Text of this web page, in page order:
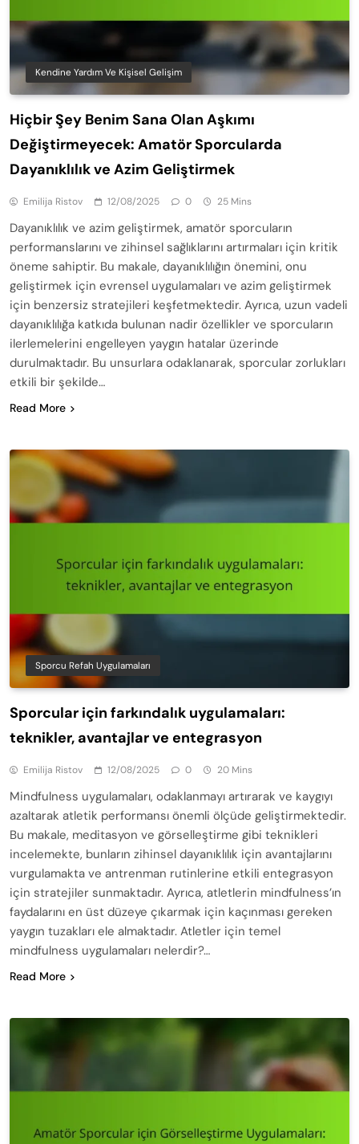
Kendine Yardım Ve Kişisel Gelişim
Hiçbir Şey Benim Sana Olan Aşkımı
Değiştirmeyecek: Amatör Sporcularda
Dayanıklılık ve Azim Geliştirmek
Emilija Ristov 12/08/2025 0 25 Mins
Dayanıklılık ve azim geliştirmek, amatör sporcuların
performanslarını ve zihinsel sağlıklarını artırmaları için kritik
öneme sahiptir. Bu makale, dayanıklılığın önemini, onu
geliştirmek için evrensel uygulamaları ve azim geliştirmek
için benzersiz stratejileri keşfetmektedir. Ayrıca, uzun vadeli
dayanıklılığa katkıda bulunan nadir özellikler ve sporcuların
ilerlemelerini engelleyen yaygın hatalar üzerinde
durulmaktadır. Bu unsurlara odaklanarak, sporcular zorlukları
etkili bir şekilde…
Read More
Sporcu Refah Uygulamaları
Sporcular için farkındalık uygulamaları:
teknikler, avantajlar ve entegrasyon
Emilija Ristov 12/08/2025 0 20 Mins
Mindfulness uygulamaları, odaklanmayı artırarak ve kaygıyı
azaltarak atletik performansı önemli ölçüde geliştirmektedir.
Bu makale, meditasyon ve görselleştirme gibi teknikleri
incelemekte, bunların zihinsel dayanıklılık için avantajlarını
vurgulamakta ve antrenman rutinlerine etkili entegrasyon
için stratejiler sunmaktadır. Ayrıca, atletlerin mindfulness’ın
faydalarını en üst düzeye çıkarmak için kaçınması gereken
yaygın tuzakları ele almaktadır. Atletler için temel
mindfulness uygulamaları nelerdir?…
Read More